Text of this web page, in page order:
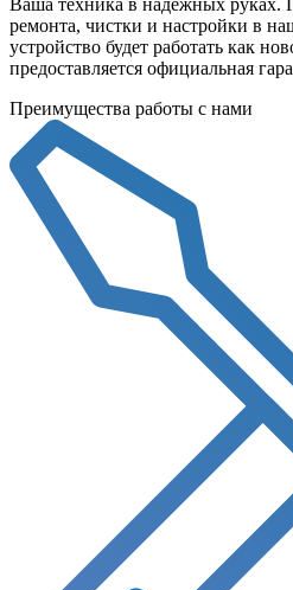
ремонта, чистки и настройки в
устройство будет работать как
предоставляется официальная
Преимущества работы с нами